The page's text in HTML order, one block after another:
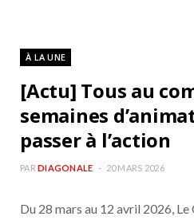
À LA UNE
[Actu] Tous au
semaines
passer à l’action
PAR DIAGONALE 20 MARS 2026
Du 28 mars au 12 avril 2026,